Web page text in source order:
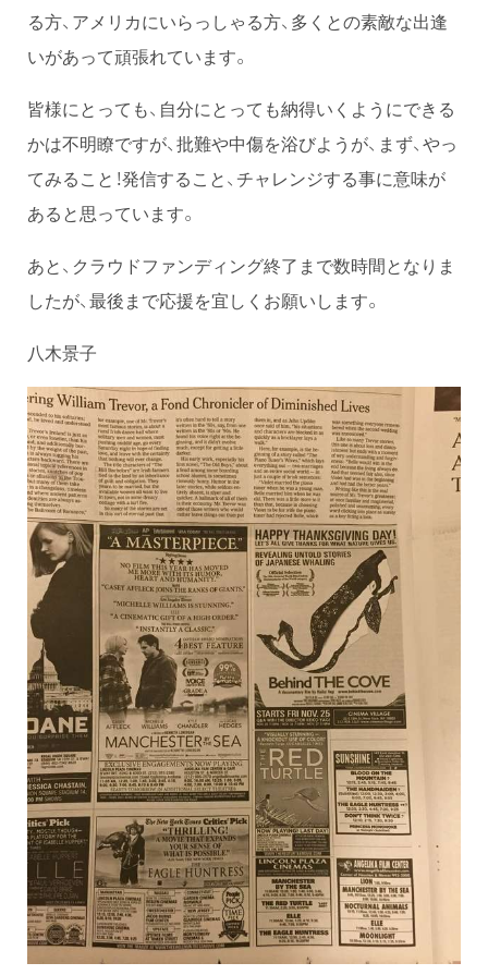
る方、アメリカにいらっしゃる方、多くとの素敵な出逢
いがあって頑張れています。
皆様にとっても、自分にとっても納得いくようにできる
かは不明瞭ですが、批難や中傷を浴びようが、まず、やっ
てみること！発信すること、チャレンジする事に意味が
あると思っています。
あと、クラウドファンディング終了まで数時間となりま
したが、最後まで応援を宜しくお願いします。
八木景子